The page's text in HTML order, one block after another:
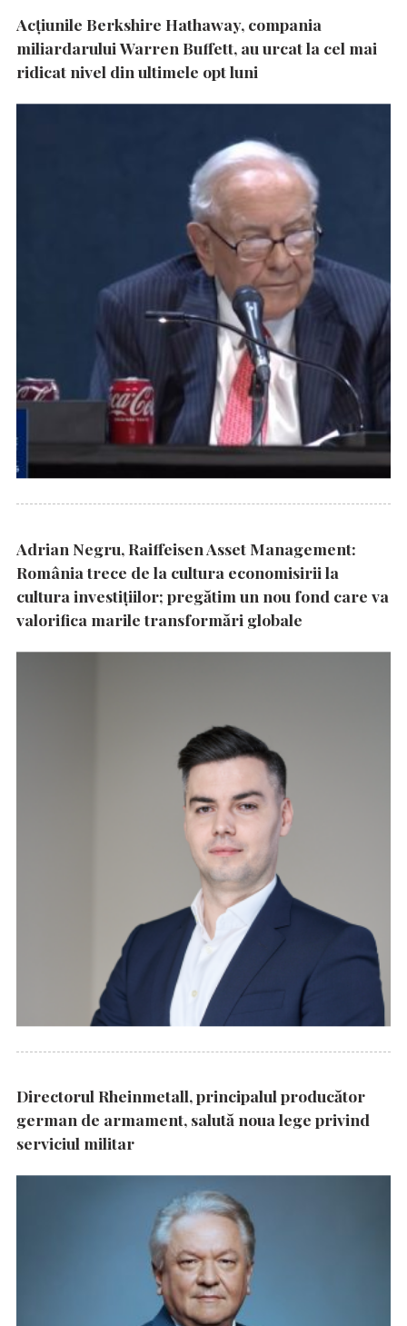
Acțiunile Berkshire Hathaway, compania
miliardarului Warren Buffett, au urcat la cel mai
ridicat nivel din ultimele opt luni
Adrian Negru, Raiffeisen Asset Management:
România trece de la cultura economisirii la
cultura investițiilor; pregătim un nou fond care va
valorifica marile transformări globale
Directorul Rheinmetall, principalul producător
german de armament, salută noua lege privind
serviciul militar